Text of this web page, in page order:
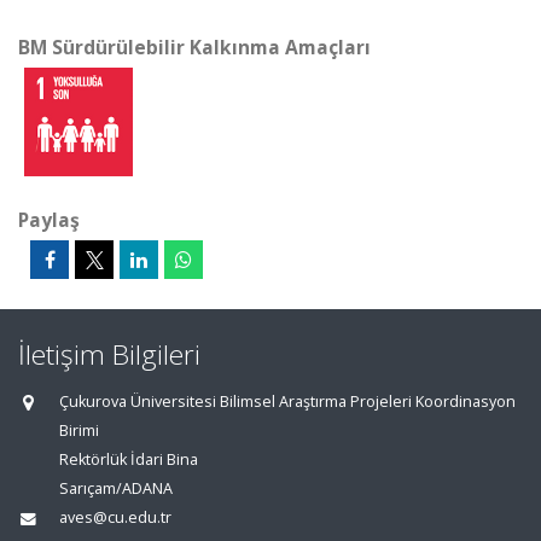
BM Sürdürülebilir Kalkınma Amaçları
Paylaş
İletişim Bilgileri
Çukurova Üniversitesi Bilimsel Araştırma Projeleri Koordinasyon
Birimi
Rektörlük İdari Bina
Sarıçam/ADANA
aves@cu.edu.tr